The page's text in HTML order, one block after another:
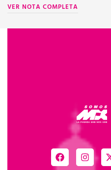
VER NOTA COMPLETA